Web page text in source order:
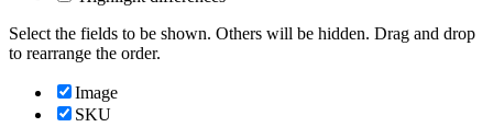
Select the fields to be shown. Others will be hidden. Drag and drop
to rearrange the order.
Image
SKU